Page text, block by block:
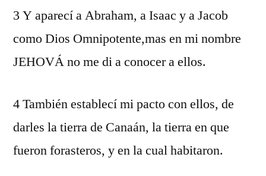
3 Y aparecí a Abraham, a Isaac y a Jacob
como Dios Omnipotente,mas en mi nombre
JEHOVÁ no me di a conocer a ellos.
4 También establecí mi pacto con ellos, de
darles la tierra de Canaán, la tierra en que
fueron forasteros, y en la cual habitaron.